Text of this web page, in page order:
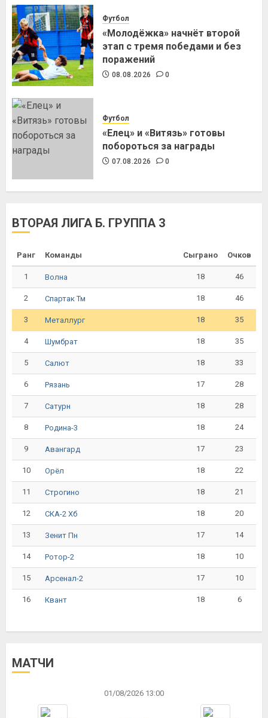
Футбол
«Молодёжка» начнёт второй
этап с тремя победами и без
поражений
08.08.2026 0
Футбол
«Елец» и «Витязь» готовы
побороться за награды
07.08.2026 0
ВТОРАЯ ЛИГА Б. ГРУППА 3
Ранг Команды Сыграно Очков
1 Волна 18 46
2 Спартак Тм 18 46
3 Металлург 18 35
4 Шумбрат 18 35
5 Салют 18 33
6 Рязань 17 28
7 Сатурн 18 28
8 Родина-3 18 24
9 Авангард 17 23
10 Орёл 18 22
11 Строгино 18 21
12 СКА-2 Хб 18 20
13 Зенит Пн 17 14
14 Ротор-2 18 10
15 Арсенал-2 17 10
16 Квант 18 6
МАТЧИ
01/08/2026 13:00